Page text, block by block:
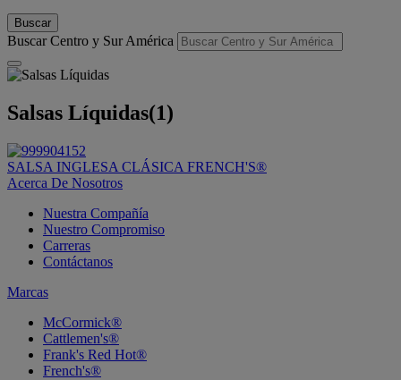
Buscar
Buscar Centro y Sur América
Salsas Líquidas(1)
SALSA INGLESA CLÁSICA FRENCH'S®
Acerca De Nosotros
Nuestra Compañía
Nuestro Compromiso
Carreras
Contáctanos
Marcas
McCormick®
Cattlemen's®
Frank's Red Hot®
French's®